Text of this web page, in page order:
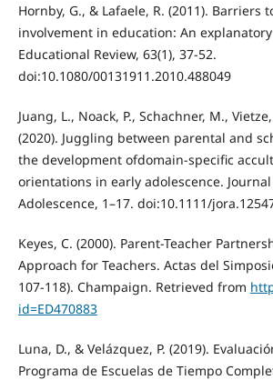
Hornby, G., & Lafaele, R. (2011). Barriers
involvement in education: An
Educational Review, 63(1), 37-52.
doi:10.1080/00131911.2010.488049
Juang, L., Noack, P., Schachner, M., Vietze,
(2020). Juggling between parental and
the development ofdomain-speciﬁc
orientations in early adolescence.
Adolescence, 1–17. doi:10.1111/
Keyes, C. (2000). Parent-Teacher
Approach for Teachers. Actas del
107-118). Champaign. Retrieved from
id=ED470883
Luna, D., & Velázquez, P. (2019).
Programa de Escuelas de Tiempo